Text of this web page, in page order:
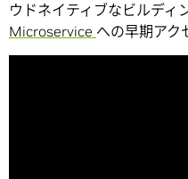
ウドネイティブなビルディ
Microservice への早期アク